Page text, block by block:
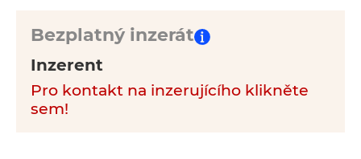
Bezplatný inzerát
Inzerent
Pro kontakt na inzerujícího klikněte
sem!